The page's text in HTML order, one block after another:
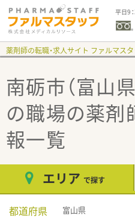
平日9
薬剤師の転職・求人サイト ファルマス
南砺市（富山
の職場の薬剤
報一覧
エリア で探す
都道府県 富山県